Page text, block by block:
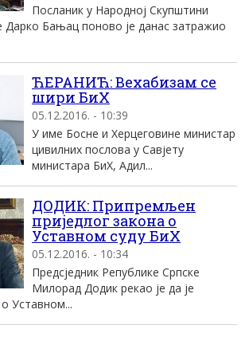
Посланик у Народној Скупштини
Дарко Бањац поново је данас затражио
ЋЕРАНИЋ: Вехабизам се
шири БиХ
05.12.2016. - 10:39
У име Босне и Херцеговине министар
цивилних послова у Савјету
министара БиХ, Адил...
ДОДИК: Припремљен
приједлог закона о
Уставном суду БиХ
05.12.2016. - 10:34
Предсједник Републике Српске
Милорад Додик рекао је да је
Уставном...